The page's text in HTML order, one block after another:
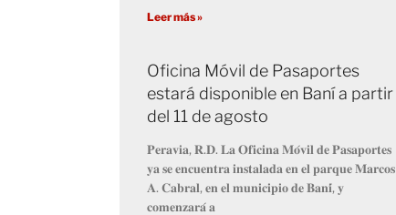
Leer más »
Oficina Móvil de Pasaportes
estará disponible en Baní a partir
del 11 de agosto
𝐏𝐞𝐫𝐚𝐯𝐢𝐚, 𝐑.𝐃. 𝐋𝐚 𝐎𝐟𝐢𝐜𝐢𝐧𝐚 𝐌𝐨́𝐯𝐢𝐥 𝐝𝐞 𝐏𝐚𝐬𝐚𝐩𝐨𝐫𝐭𝐞𝐬
𝐲𝐚 𝐬𝐞 𝐞𝐧𝐜𝐮𝐞𝐧𝐭𝐫𝐚 𝐢𝐧𝐬𝐭𝐚𝐥𝐚𝐝𝐚 𝐞𝐧 𝐞𝐥 𝐩𝐚𝐫𝐪𝐮𝐞 𝐌𝐚𝐫𝐜𝐨𝐬
𝐀. 𝐂𝐚𝐛𝐫𝐚𝐥, 𝐞𝐧 𝐞𝐥 𝐦𝐮𝐧𝐢𝐜𝐢𝐩𝐢𝐨 𝐝𝐞 𝐁𝐚𝐧𝐢́, 𝐲
𝐜𝐨𝐦𝐞𝐧𝐳𝐚𝐫𝐚́ 𝐚